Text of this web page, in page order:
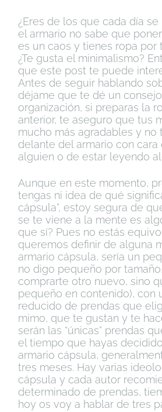
¿Eres de los que cada día
el armario no sabe que
es un caos y tienes ropa por
¿Te gusta el minimalismo?
que este post te puede
Antes de seguir hablando
déjame que te dé un
organización, si preparas la
anterior, te aseguro que tus
mucho más agradables y no
delante del armario con cara
alguien o de estar leyendo
Aunque en este momento,
tengas ni idea de qué
cápsula”, estoy segura de
se te viene a la mente es
que sí? Pues no estás
queremos definir de alguna
armario cápsula, sería un
no digo pequeño por
comprarte otro nuevo, sino
pequeño en contenido), con
reducido de prendas que
mimo, que te gustan y te
serán las “únicas” prendas
el tiempo que hayas
armario cápsula,
tres meses. Hay varias
cápsula y cada autor
determinado de prendas,
hoy os voy a hablar de tres